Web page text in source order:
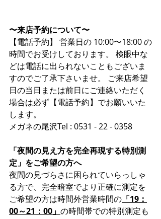
〜来店予約について〜
【電話予約】 営業日の 10:00〜18:00 の
時間でお受けしております。 検眼中な
どは電話に出られないこともございま
すのでご了承下さいませ。 ご来店希望
日の当日または前日にご連絡いただく
場合は必ず【電話予約】でお願いいた
します。
メガネの尾沢Tel : 0531 - 22 - 0358
「夜間の見え方を完全再現する特別測
定」をご希望の方へ
夜間の見づらさに困られていらっしゃ
る方で、完全暗室でより正確に測定を
ご希望の方は時間外営業時間の 「19：
00～21：00」 の時間帯での特別測定も